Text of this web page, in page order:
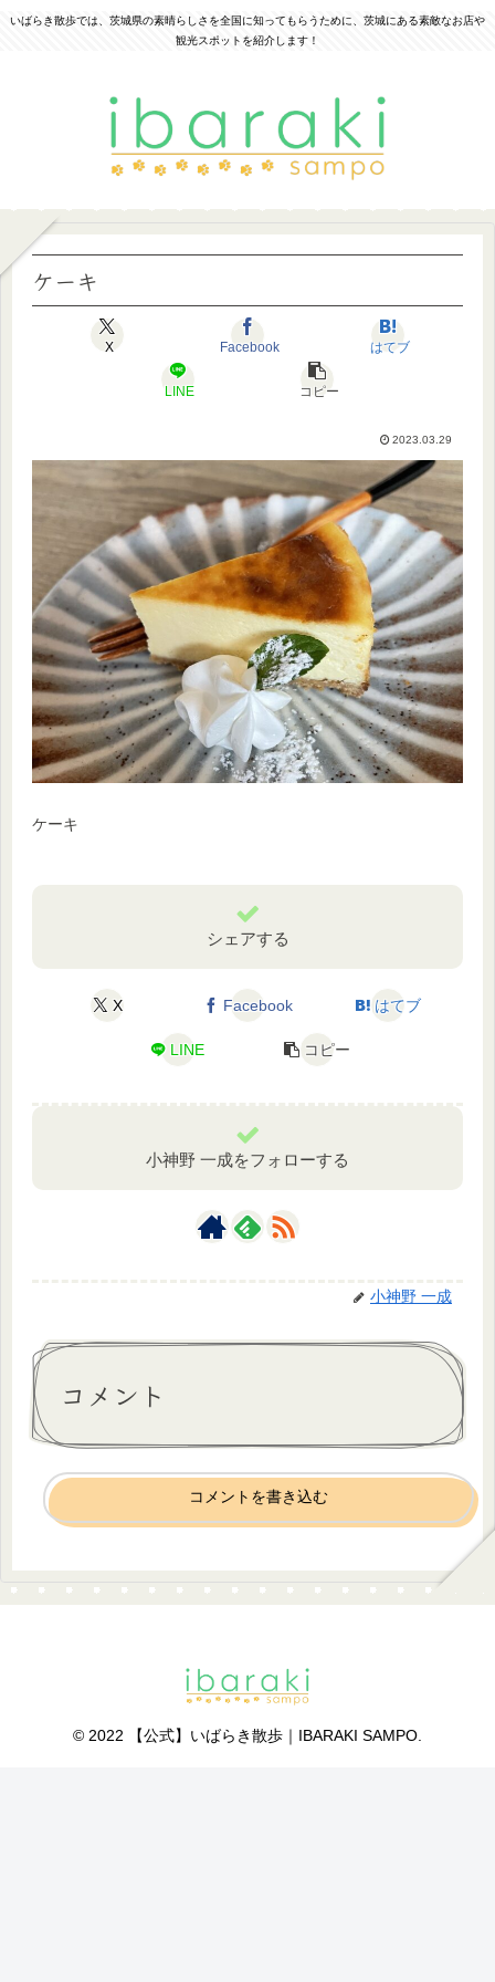
いばらき散歩では、茨城県の素晴らしさを全国に知ってもらうために、茨城にある素敵なお店や
観光スポットを紹介します！
ケーキ
X Facebook はてブ
LINE コピー
2023.03.29
ケーキ
シェアする
X Facebook はてブ
LINE コピー
小神野 一成をフォローする
小神野 一成
コメント
コメントを書き込む
© 2022 【公式】いばらき散歩｜IBARAKI SAMPO.